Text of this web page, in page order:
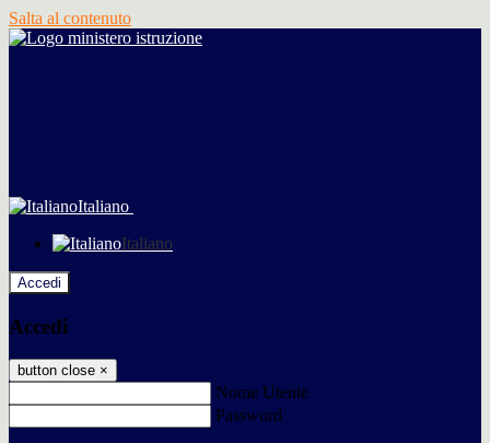
Salta al contenuto
Italiano
Italiano
Accedi
Accedi
button close ×
Nome Utente
Password